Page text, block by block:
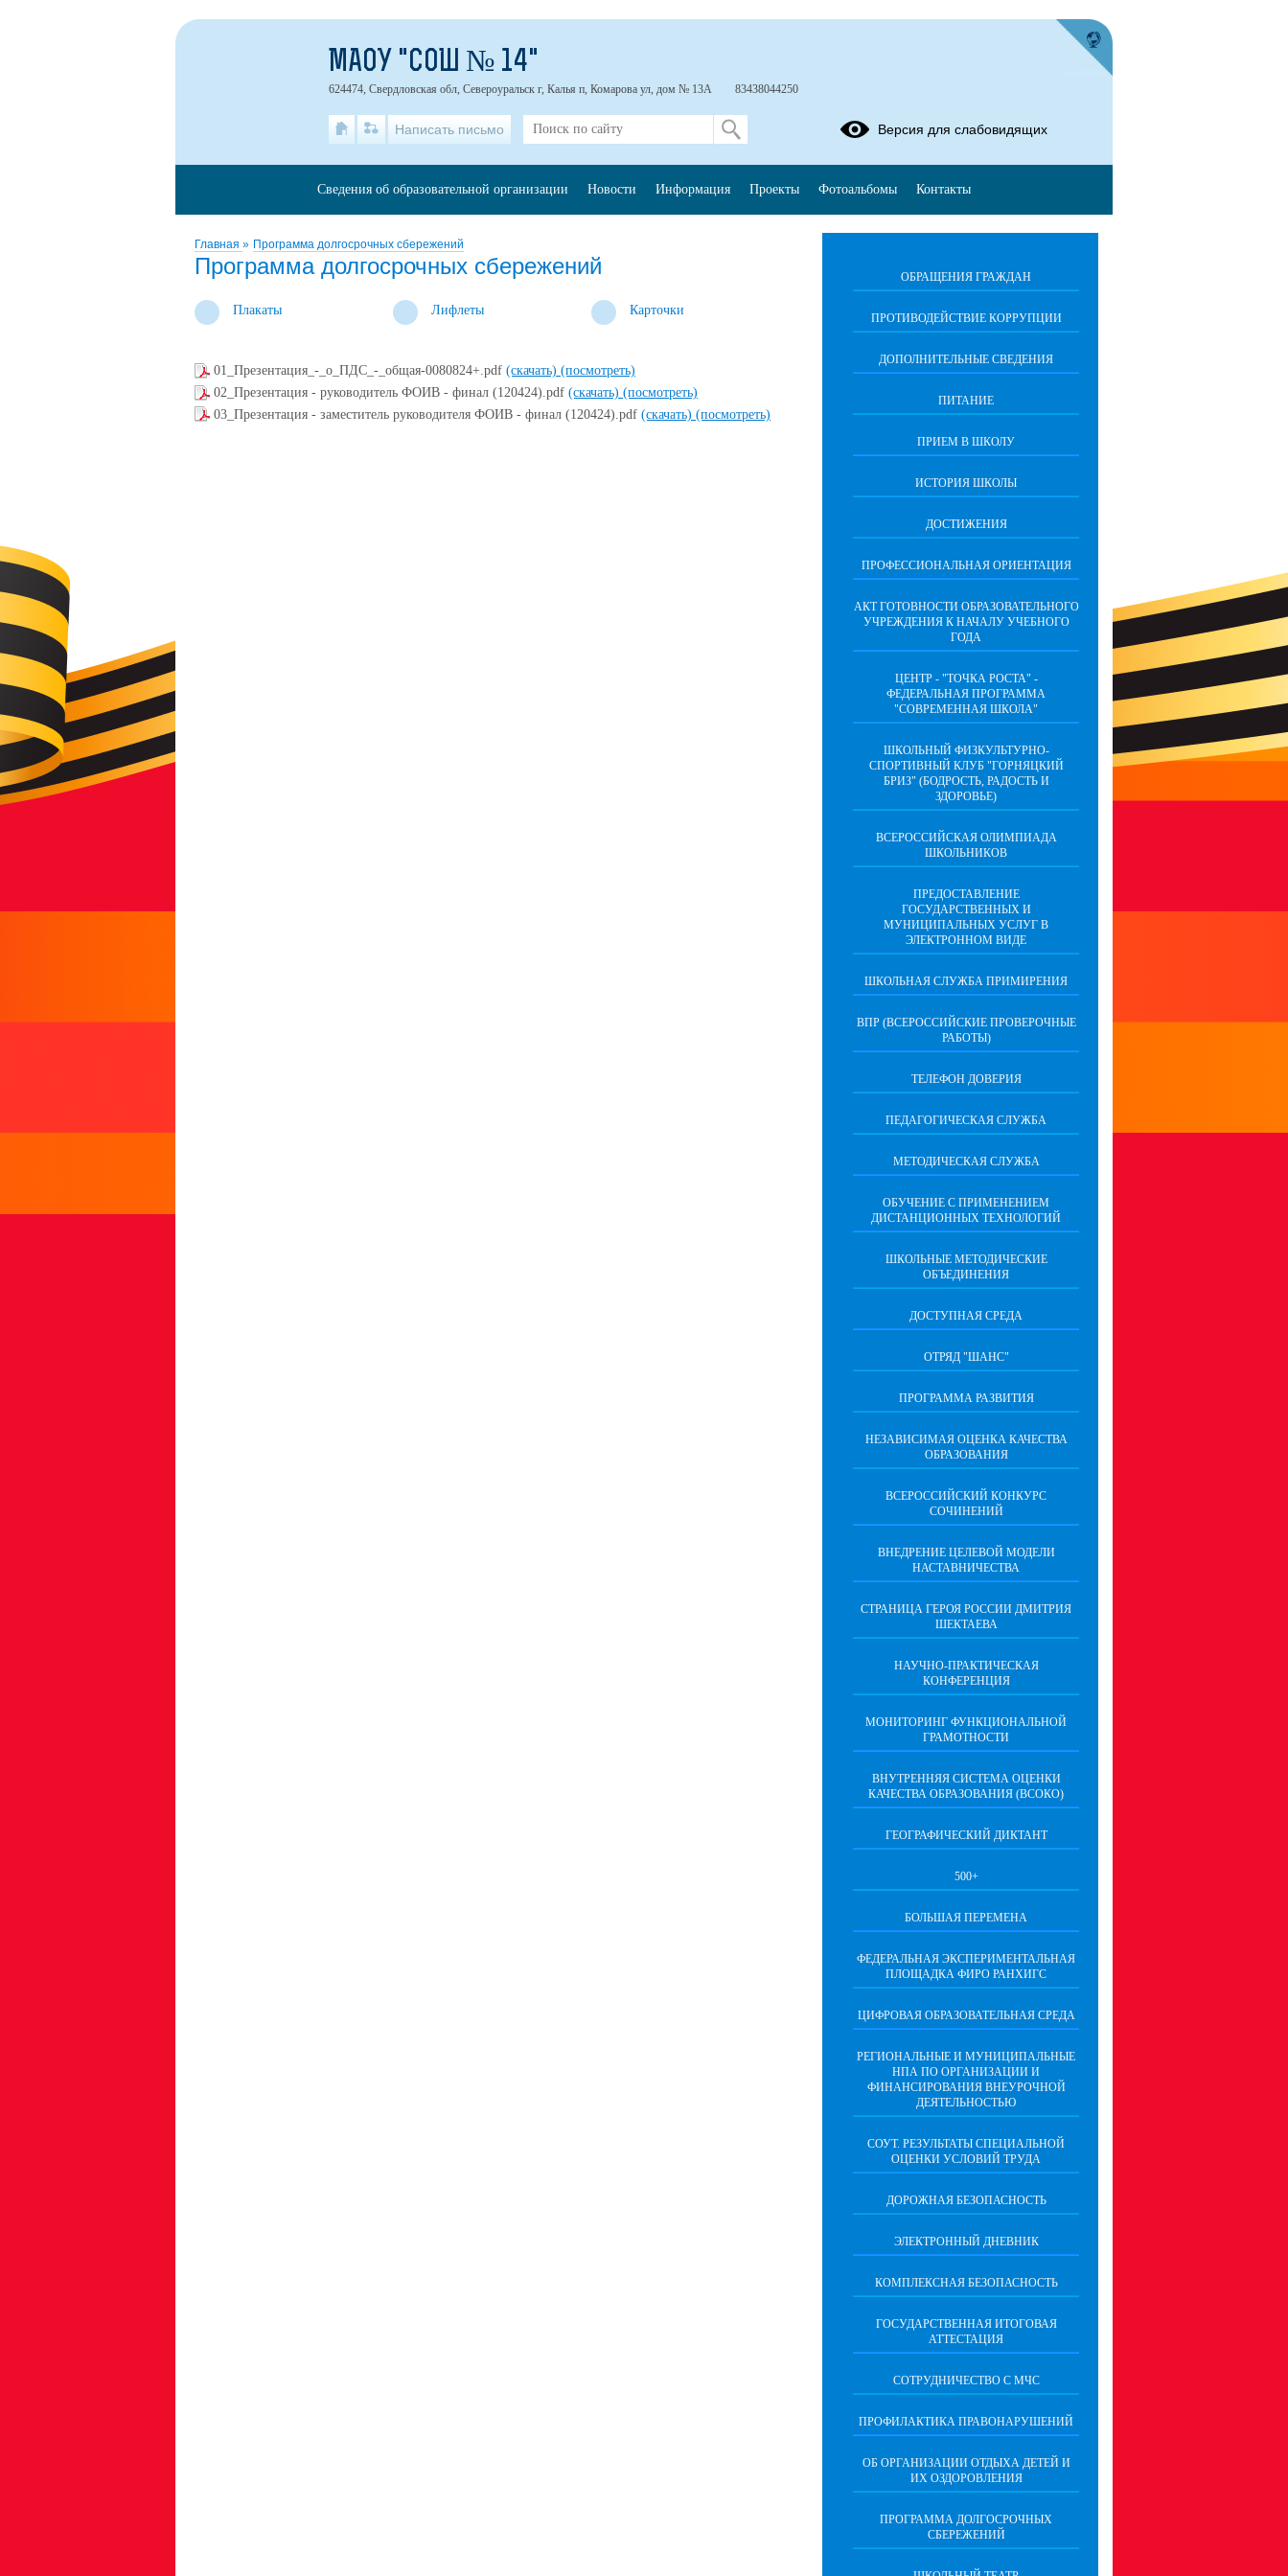
Главная » Программа долгосрочных сбережений
Программа долгосрочных сбережений
Плакаты Лифлеты Карточки
01_Презентация_-_о_ПДС_-_общая-0080824+.pdf (скачать) (посмотреть)
02_Презентация - руководитель ФОИВ - финал (120424).pdf (скачать) (посмотреть)
03_Презентация - заместитель руководителя ФОИВ - финал (120424).pdf (скачать) (посмотреть)
ОБРАЩЕНИЯ ГРАЖДАН
ПРОТИВОДЕЙСТВИЕ КОРРУПЦИИ
ДОПОЛНИТЕЛЬНЫЕ СВЕДЕНИЯ
ПИТАНИЕ
ПРИЕМ В ШКОЛУ
ИСТОРИЯ ШКОЛЫ
ДОСТИЖЕНИЯ
ПРОФЕССИОНАЛЬНАЯ ОРИЕНТАЦИЯ
АКТ ГОТОВНОСТИ ОБРАЗОВАТЕЛЬНОГО
УЧРЕЖДЕНИЯ К НАЧАЛУ УЧЕБНОГО
ГОДА
ЦЕНТР - "ТОЧКА РОСТА" -
ФЕДЕРАЛЬНАЯ ПРОГРАММА
"СОВРЕМЕННАЯ ШКОЛА"
ШКОЛЬНЫЙ ФИЗКУЛЬТУРНО-
СПОРТИВНЫЙ КЛУБ "ГОРНЯЦКИЙ
БРИЗ" (БОДРОСТЬ, РАДОСТЬ И
ЗДОРОВЬЕ)
ВСЕРОССИЙСКАЯ ОЛИМПИАДА
ШКОЛЬНИКОВ
ПРЕДОСТАВЛЕНИЕ
ГОСУДАРСТВЕННЫХ И
МУНИЦИПАЛЬНЫХ УСЛУГ В
ЭЛЕКТРОННОМ ВИДЕ
ШКОЛЬНАЯ СЛУЖБА ПРИМИРЕНИЯ
ВПР (ВСЕРОССИЙСКИЕ ПРОВЕРОЧНЫЕ
РАБОТЫ)
ТЕЛЕФОН ДОВЕРИЯ
ПЕДАГОГИЧЕСКАЯ СЛУЖБА
МЕТОДИЧЕСКАЯ СЛУЖБА
ОБУЧЕНИЕ С ПРИМЕНЕНИЕМ
ДИСТАНЦИОННЫХ ТЕХНОЛОГИЙ
ШКОЛЬНЫЕ МЕТОДИЧЕСКИЕ
ОБЪЕДИНЕНИЯ
ДОСТУПНАЯ СРЕДА
ОТРЯД "ШАНС"
ПРОГРАММА РАЗВИТИЯ
НЕЗАВИСИМАЯ ОЦЕНКА КАЧЕСТВА
ОБРАЗОВАНИЯ
ВСЕРОССИЙСКИЙ КОНКУРС
СОЧИНЕНИЙ
ВНЕДРЕНИЕ ЦЕЛЕВОЙ МОДЕЛИ
НАСТАВНИЧЕСТВА
СТРАНИЦА ГЕРОЯ РОССИИ ДМИТРИЯ
ШЕКТАЕВА
НАУЧНО-ПРАКТИЧЕСКАЯ
КОНФЕРЕНЦИЯ
МОНИТОРИНГ ФУНКЦИОНАЛЬНОЙ
ГРАМОТНОСТИ
ВНУТРЕННЯЯ СИСТЕМА ОЦЕНКИ
КАЧЕСТВА ОБРАЗОВАНИЯ (ВСОКО)
ГЕОГРАФИЧЕСКИЙ ДИКТАНТ
500+
БОЛЬШАЯ ПЕРЕМЕНА
ФЕДЕРАЛЬНАЯ ЭКСПЕРИМЕНТАЛЬНАЯ
ПЛОЩАДКА ФИРО РАНХИГС
ЦИФРОВАЯ ОБРАЗОВАТЕЛЬНАЯ СРЕДА
РЕГИОНАЛЬНЫЕ И МУНИЦИПАЛЬНЫЕ
НПА ПО ОРГАНИЗАЦИИ И
ФИНАНСИРОВАНИЯ ВНЕУРОЧНОЙ
ДЕЯТЕЛЬНОСТЬЮ
СОУТ. РЕЗУЛЬТАТЫ СПЕЦИАЛЬНОЙ
ОЦЕНКИ УСЛОВИЙ ТРУДА
ДОРОЖНАЯ БЕЗОПАСНОСТЬ
ЭЛЕКТРОННЫЙ ДНЕВНИК
КОМПЛЕКСНАЯ БЕЗОПАСНОСТЬ
ГОСУДАРСТВЕННАЯ ИТОГОВАЯ
АТТЕСТАЦИЯ
CОТРУДНИЧЕСТВО С МЧС
ПРОФИЛАКТИКА ПРАВОНАРУШЕНИЙ
ОБ ОРГАНИЗАЦИИ ОТДЫХА ДЕТЕЙ И
ИХ ОЗДОРОВЛЕНИЯ
ПРОГРАММА ДОЛГОСРОЧНЫХ
СБЕРЕЖЕНИЙ
МАОУ "СОШ № 14"
624474, Свердловская обл, Североуральск г, Калья п, Комарова ул, дом № 13А 83438044250
Написать письмо Версия для слабовидящих
Сведения об образовательной организации Новости Информация Проекты Фотоальбомы Контакты